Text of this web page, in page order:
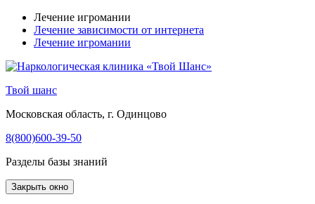
Лечение игромании
Лечение зависимости от интернета
Лечение игромании
Твой шанс
Московская область, г. Одинцово
8(800)600-39-50
Разделы базы знаний
Закрыть окно